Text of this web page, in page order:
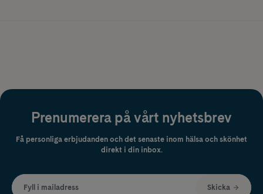
Prenumerera på vårt nyhetsbrev
Få personliga erbjudanden och det senaste inom hälsa och skönhet
direkt i din inbox.
Fyll i mailadress Skicka